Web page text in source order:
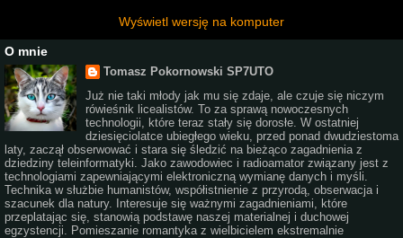
Wyświetl wersję na komputer
O mnie
Tomasz Pokornowski SP7UTO
Już nie taki młody jak mu się zdaje, ale czuje się niczym
rówieśnik licealistów. To za sprawą nowoczesnych
technologii, które teraz stały się dorosłe. W ostatniej
dziesięciolatce ubiegłego wieku, przed ponad dwudziestoma
laty, zaczął obserwować i stara się śledzić na bieżąco zagadnienia z
dziedziny teleinformatyki. Jako zawodowiec i radioamator związany jest z
technologiami zapewniającymi elektroniczną wymianę danych i myśli.
Technika w służbie humanistów, współistnienie z przyrodą, obserwacja i
szacunek dla natury. Interesuje się ważnymi zagadnieniami, które
przeplatając się, stanowią podstawę naszej materialnej i duchowej
egzystencji. Pomieszanie romantyka z wielbicielem ekstremalnie